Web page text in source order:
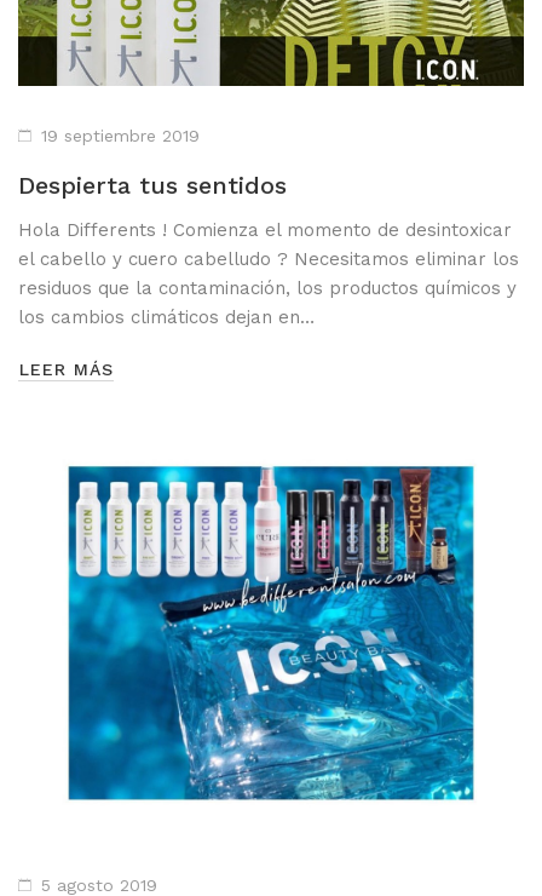
19 septiembre 2019
Despierta tus sentidos
Hola Differents ! Comienza el momento de desintoxicar
el cabello y cuero cabelludo ? Necesitamos eliminar los
residuos que la contaminación, los productos químicos y
los cambios climáticos dejan en…
LEER MÁS
5 agosto 2019